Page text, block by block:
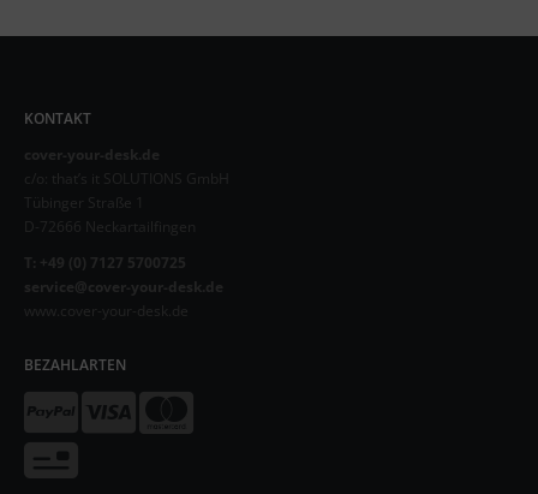
KONTAKT
cover-your-desk.de
c/o: that’s it SOLUTIONS GmbH
Tübinger Straße 1
D-72666 Neckartailfingen
T: +49 (0) 7127 5700725
service@cover-your-desk.de
www.cover-your-desk.de
BEZAHLARTEN